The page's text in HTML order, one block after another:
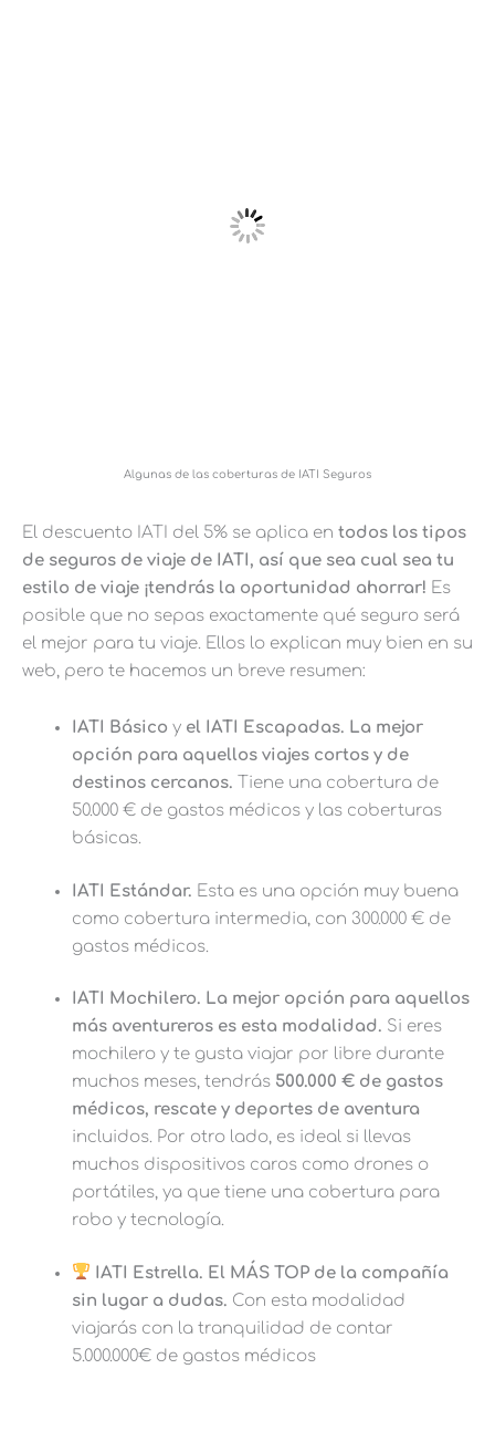
Algunas de las coberturas de IATI Seguros
El descuento IATI del 5% se aplica en todos los tipos
de seguros de viaje de IATI, así que sea cual sea tu
estilo de viaje ¡tendrás la oportunidad ahorrar! Es
posible que no sepas exactamente qué seguro será
el mejor para tu viaje. Ellos lo explican muy bien en su
web, pero te hacemos un breve resumen:
IATI Básico y el IATI Escapadas. La mejor
opción para aquellos viajes cortos y de
destinos cercanos. Tiene una cobertura de
50.000 € de gastos médicos y las coberturas
básicas.
IATI Estándar. Esta es una opción muy buena
como cobertura intermedia, con 300.000 € de
gastos médicos.
IATI Mochilero. La mejor opción para aquellos
más aventureros es esta modalidad. Si eres
mochilero y te gusta viajar por libre durante
muchos meses, tendrás 500.000 € de gastos
médicos, rescate y deportes de aventura
incluidos. Por otro lado, es ideal si llevas
muchos dispositivos caros como drones o
portátiles, ya que tiene una cobertura para
robo y tecnología.
IATI Estrella. El MÁS TOP de la compañía
sin lugar a dudas. Con esta modalidad
viajarás con la tranquilidad de contar
5.000.000€ de gastos médicos